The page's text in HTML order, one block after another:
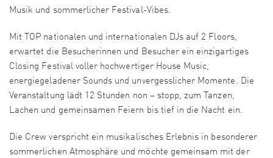
Musik und sommerlicher Festival-Vibes.
Mit TOP nationalen und internationalen DJs auf 2 Floors,
erwartet die Besucherinnen und Besucher ein einzigartiges
Closing Festival voller hochwertiger House Music,
energiegeladener Sounds und unvergesslicher Momente. Die
Veranstaltung lädt 12 Stunden non – stopp, zum Tanzen,
Lachen und gemeinsamen Feiern bis tief in die Nacht ein.
Die Crew verspricht ein musikalisches Erlebnis in besonderer
sommerlichen Atmosphäre und möchte gemeinsam mit der